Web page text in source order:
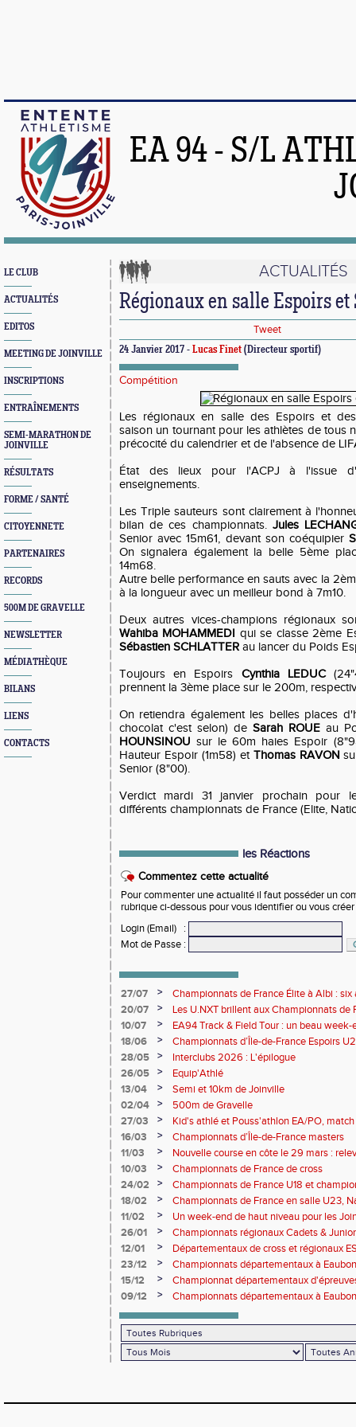
EA 94 - S/L
LE CLUB
ACTUALITÉS
EDITOS
MEETING DE JOINVILLE
INSCRIPTIONS
ENTRAÎNEMENTS
SEMI-MARATHON DE
JOINVILLE
RÉSULTATS
FORME / SANTÉ
CITOYENNETE
PARTENAIRES
RECORDS
500M DE GRAVELLE
NEWSLETTER
MÉDIATHÈQUE
BILANS
LIENS
CONTACTS
ACTUALITÉS
Régionaux en salle Espoirs et
Tweet
24 Janvier 2017 - Lucas Finet (Directeur sportif)
Compétition
Les régionaux en salle des Espoirs et
saison un tournant pour les athlètes de tous
précocité du calendrier et de l'absence de
État des lieux pour l'ACPJ à l'issue
enseignements.
Les Triple sauteurs sont clairement à
bilan de ces championnats. Jules
Senior avec 15m61, devant son coéquipier
On signalera également la belle 5ème
14m68.
Autre belle performance en sauts avec la
à la longueur avec un meilleur bond à 7m10.
Deux autres vices-champions régionaux
Wahiba MOHAMMEDI qui se classe 2ème
Sébastien SCHLATTER au lancer du Poids
Toujours en Espoirs Cynthia LEDUC
prennent la 3ème place sur le 200m,
On retiendra également les belles places
chocolat c'est selon) de Sarah ROUE au
HOUNSINOU sur le 60m haies Espoir
Hauteur Espoir (1m58) et Thomas RAVON
Senior (8"00).
Verdict mardi 31 janvier prochain pour
différents championnats de France (Elite,
les Réactions
Commentez cette actualité
Pour commenter une actualité il faut posséder un
rubrique ci-dessous pour vous identifier ou vous
Login (Email)
:
Mot de Passe :
27/07 >
Championnats de France Élite à Albi :
rendez-vous de l'élite nationale
20/07 >
Les U.NXT brillent aux Championnats de
une pluie de performances
10/07 >
EA94 Track & Field Tour : un beau
18/06
>
Championnats d’Île-de-France Espoirs
28/05
>
Interclubs 2026 : L'épilogue
26/05
>
Equip'Athlé
13/04
>
Semi et 10km de Joinville
02/04
>
500m de Gravelle
27/03
>
Kid's athlé et Pouss'athlon EA/PO,
championnat LIFA épreuves combinées
16/03 >
Championnats d’Île-de-France masters
11/03
>
Nouvelle course en côte le 29 mars :
10/03
>
Championnats de France de cross
24/02
>
Championnats de France U18 et
Lancers Long
18/02 >
Championnats de France en salle U23,
de cross-country
11/02 >
Un week-end de haut niveau pour les
26/01
>
Championnats régionaux Cadets &
performances avant le Meeting de Paris
12/01 >
Départementaux de cross et régionaux
23/12
>
Championnats départementaux à
15/12
>
Championnat départementaux
09/12
> Championnats départementaux à